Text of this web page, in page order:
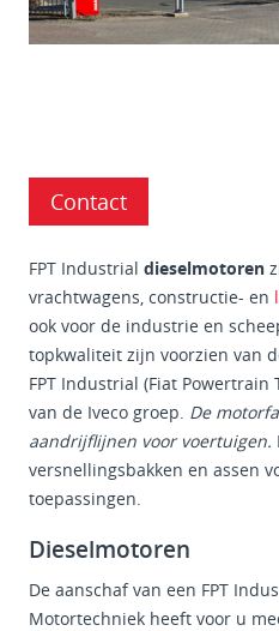
Contact
FPT Industrial dieselmotoren
vrachtwagens, constructie- en
ook voor de industrie en
topkwaliteit zijn voorzien van
FPT Industrial (Fiat
van de Iveco groep. De
aandrijflijnen voor voertuigen.
versnellingsbakken en assen
toepassingen.
Dieselmotoren
De aanschaf van een FPT
Motortechniek heeft voor u